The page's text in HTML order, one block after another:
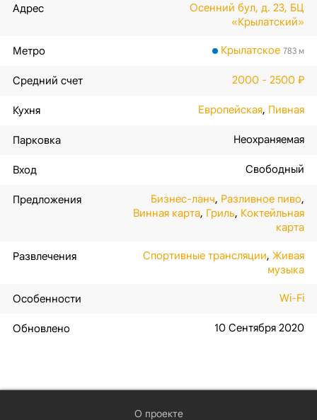
Адрес
Осенний бул, д. 23, БЦ
«Крылатский»
Метро Крылатское 783 м
Средний счет 2000 - 2500 ₽
Кухня Европейская, Пивная
Парковка Неохраняемая
Вход Свободный
Предложения Бизнес-ланч, Разливное пиво,
Винная карта, Гриль, Коктейльная
карта
Развлечения Спортивные трансляции,Живая
музыка
Особенности Wi-Fi
Обновлено 10 Сентября 2020
О проекте